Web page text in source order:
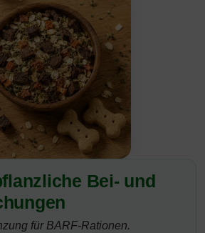
Bei- und
für BARF-Rationen.